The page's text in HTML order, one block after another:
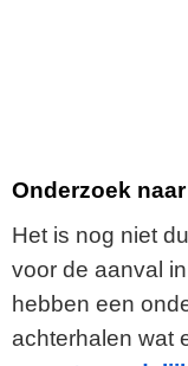
Onderzoek
Het is nog niet
voor de aanval
hebben een
achterhalen wat